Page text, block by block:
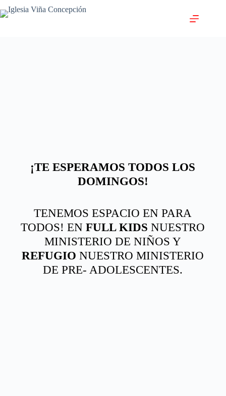
¡TE ESPERAMOS TODOS LOS
DOMINGOS!
TENEMOS ESPACIO EN PARA
TODOS! ENFULL KIDS NUESTRO
MINISTERIO DE NIÑOS Y
REFUGIO NUESTRO MINISTERIO
DE PRE- ADOLESCENTES.